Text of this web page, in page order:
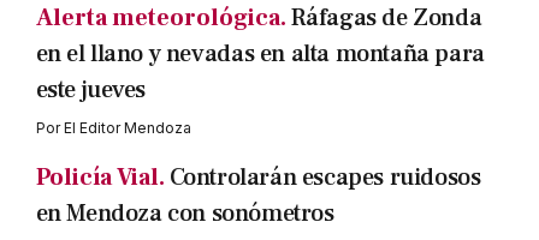
Alerta meteorológica.Ráfagas de Zonda
en el llano y nevadas en alta montaña para
este jueves
PorEl Editor Mendoza
Policía Vial. Controlarán escapes ruidosos
en Mendoza con sonómetros